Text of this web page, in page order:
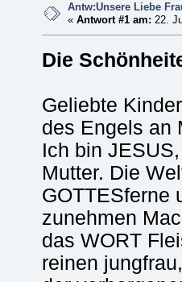
Antw:Unsere Liebe
«Antwort #1 am: 22.
Die
Geliebte
des Engels an
Ich bin
Mutter. Die
GOTTESferne
zunehmen
das WORT
reinen